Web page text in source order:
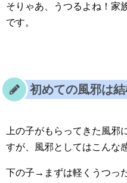
そりゃあ、うつるよね！家
です。
初めての風邪は
上の子がもらってきた風
すが、風邪としてはこんな
下の子→まずは軽くうつっ